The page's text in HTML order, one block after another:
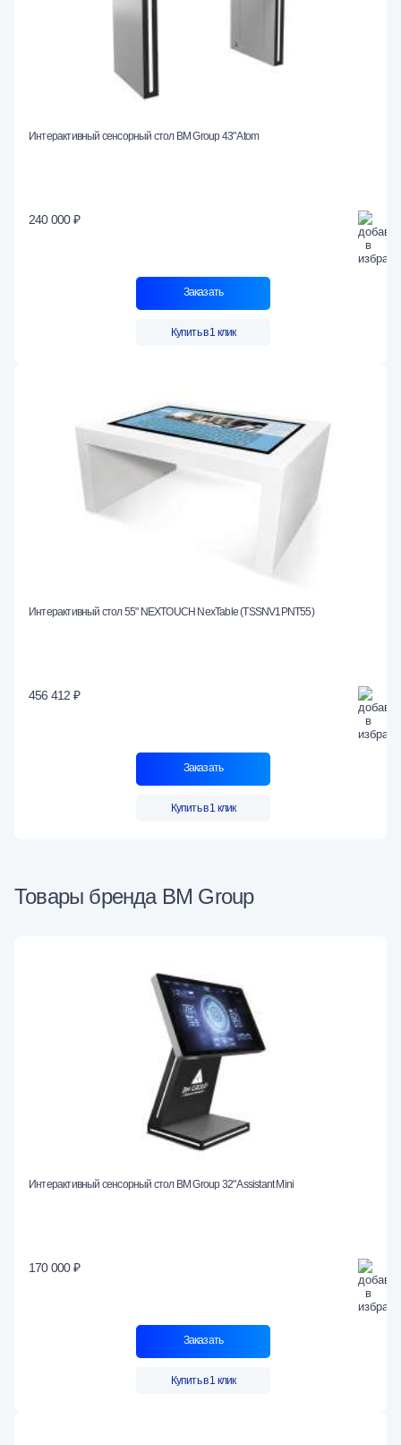
Интерактивный сенсорный стол BM Group 43" Atom
240 000 ₽
Заказать
Купить в 1 клик
Интерактивный стол 55" NEXTOUCH NexTable (TSSNV1PNT55)
456 412 ₽
Заказать
Купить в 1 клик
Товары бренда BM Group
Интерактивный сенсорный стол BM Group 32" Assistant Mini
170 000 ₽
Заказать
Купить в 1 клик